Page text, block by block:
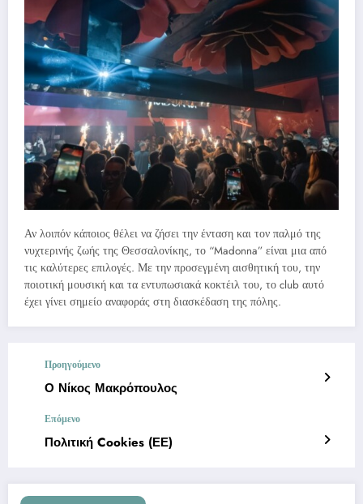
Αν λοιπόν κάποιος θέλει να ζήσει την ένταση και τον παλμό της
νυχτερινής ζωής της Θεσσαλονίκης, το “Madonna” είναι μια από
τις καλύτερες επιλογές. Με την προσεγμένη αισθητική του, την
ποιοτική μουσική και τα εντυπωσιακά κοκτέιλ του, το club αυτό
έχει γίνει σημείο αναφοράς στη διασκέδαση της πόλης.
Προηγούμενο
Ο Νίκος Μακρόπουλος
Επόμενο
Πολιτική Cookies (ΕΕ)